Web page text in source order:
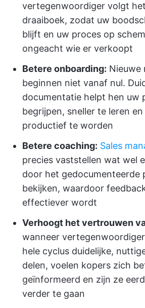
vertegenwoordiger volgt
draaiboek, zodat uw
blijft en uw proces op
ongeacht wie er verkoopt
Betere onboarding: Nieuwe
beginnen niet vanaf nul.
documentatie helpt hen uw
begrijpen, sneller te leren
productief te worden
Betere coaching: Sales
precies vaststellen wat wel
door het gedocumenteerde
bekijken, waardoor
effectiever wordt
Verhoogt het vertrouwen
wanneer
hele cyclus duidelijke,
delen, voelen kopers zich
geïnformeerd en zijn ze
verder te gaan